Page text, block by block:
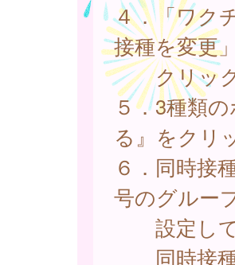
４．「ワク
接種を変更
クリッ
５．3種類
る』をクリ
６．同時接
号のグルー
設定して
同時接種